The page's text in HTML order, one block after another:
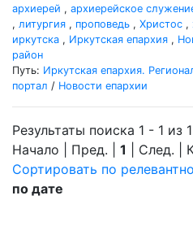
архиерей , архиерейское
, литургия , проповедь , Христос ,
иркутска , Иркутская епархия ,
район
Путь: Иркутская епархия.
портал / Новости епархии
Результаты поиска 1 - 1 из 1
Начало | Пред. | 1 | След. |
Сортировать по
по дате